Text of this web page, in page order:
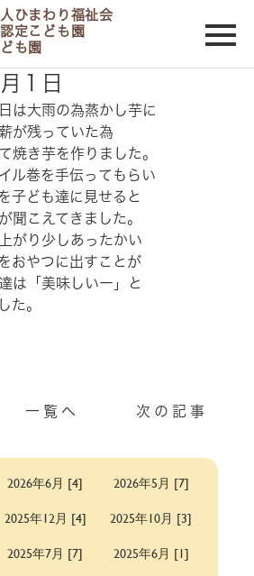
ひまわり福祉会
定こども園
も園
1日
日は大雨の為蒸かし芋に
が残っていた為
焼き芋を作りました。
ル巻を手伝ってもらい
子ども達に見せると
聞こえてきました。
がり少しあったかい
おやつに出すことが
は「美味しいー」と
た。
一覧へ 次の記事
2026年6月 [4]
2026年5月 [7]
2025年12月 [4]
2025年10月 [3]
2025年7月 [7]
2025年6月 [1]